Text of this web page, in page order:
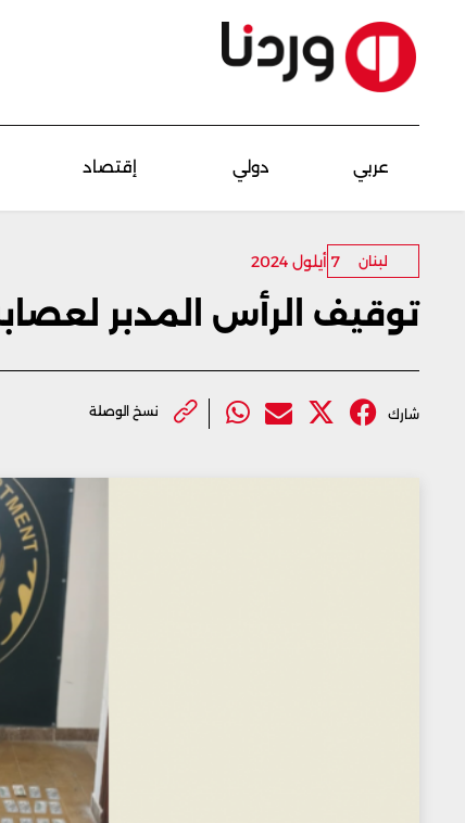
عربي دولي إقتصاد
لبنان 7 أيلول 2024
توقيف الرأس المدبر
شارك نسخ الوصلة